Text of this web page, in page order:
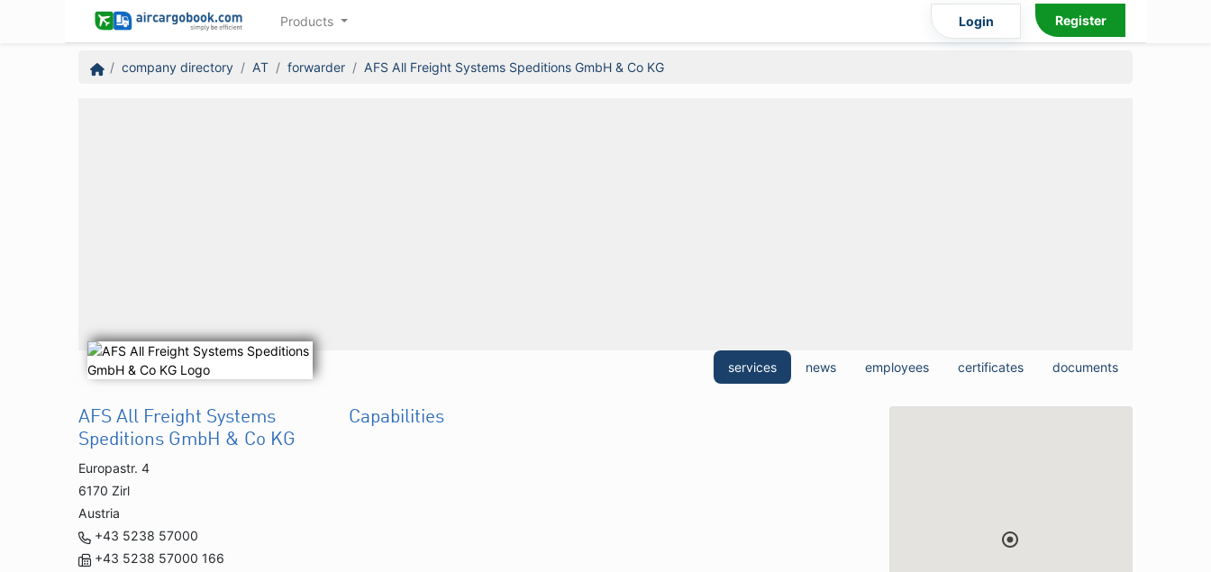
Products Login Register
company directory AT forwarder AFS All Freight Systems Speditions GmbH & Co KG
services news employees certificates documents
AFS All Freight Systems
Speditions GmbH & Co KG
Europastr. 4
6170 Zirl
Austria
+43 5238 57000
+43 5238 57000 166
Capabilities